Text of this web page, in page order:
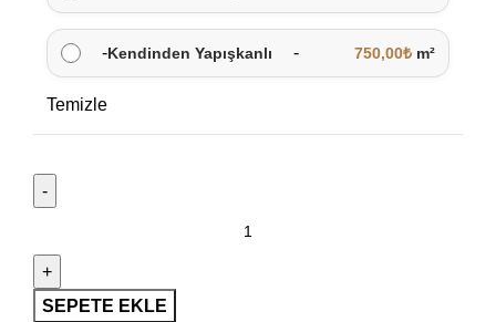
-Kendinden Yapışkanlı - 750,00₺ m²
Temizle
SEPETE EKLE